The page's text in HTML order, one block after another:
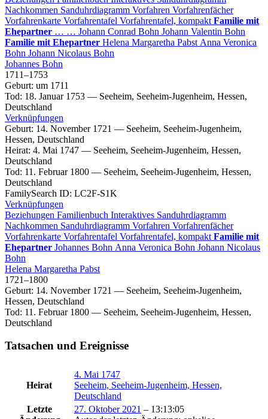
Nachkommen Sanduhrdiagramm Vorfahren Vorfahrenfächer
Vorfahrenkarte Vorfahrentafel Vorfahrentafel, kompakt Familie mit
Ehepartner … … Johann Conrad Bohn Johann Valentin Bohn
Familie mit Ehepartner Helena Margaretha Pabst Anna Veronica
Bohn Johann Nicolaus Bohn
Johannes Bohn
1711–1753
Geburt: um 1711
Tod: 18. Januar 1753 — Seeheim, Seeheim-Jugenheim, Hessen,
Deutschland
Verknüpfungen
Geburt: 14. November 1721 — Seeheim, Seeheim-Jugenheim,
Hessen, Deutschland
Heirat: 4. Mai 1747 — Seeheim, Seeheim-Jugenheim, Hessen,
Deutschland
Tod: 11. Februar 1800 — Seeheim, Seeheim-Jugenheim, Hessen,
Deutschland
FamilySearch ID: LC2F-S1K
Verknüpfungen
Beziehungen Familienbuch Interaktives Sanduhrdiagramm
Nachkommen Sanduhrdiagramm Vorfahren Vorfahrenfächer
Vorfahrenkarte Vorfahrentafel Vorfahrentafel, kompakt Familie mit
Ehepartner Johannes Bohn Anna Veronica Bohn Johann Nicolaus
Bohn
Helena Margaretha Pabst
1721–1800
Geburt: 14. November 1721 — Seeheim, Seeheim-Jugenheim,
Hessen, Deutschland
Tod: 11. Februar 1800 — Seeheim, Seeheim-Jugenheim, Hessen,
Deutschland
Tatsachen und Ereignisse
Heirat
4. Mai 1747
Seeheim, Seeheim-Jugenheim, Hessen,
Deutschland
Letzte
27. Oktober 2021 – 13:13:05